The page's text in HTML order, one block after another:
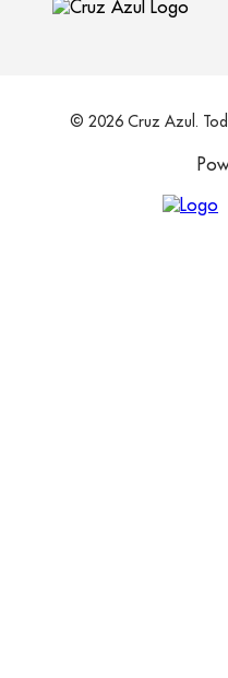
© 2026 Cruz Azul.